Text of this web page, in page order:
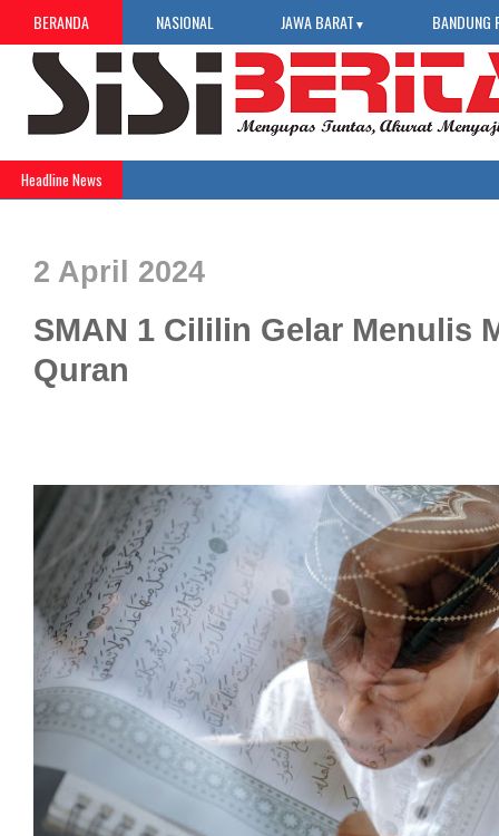
BERANDA NASIONAL JAWA BARAT ▼ BANDUNG
Headline News
2 April 2024
SMAN 1 Cililin Gelar Menulis
Quran